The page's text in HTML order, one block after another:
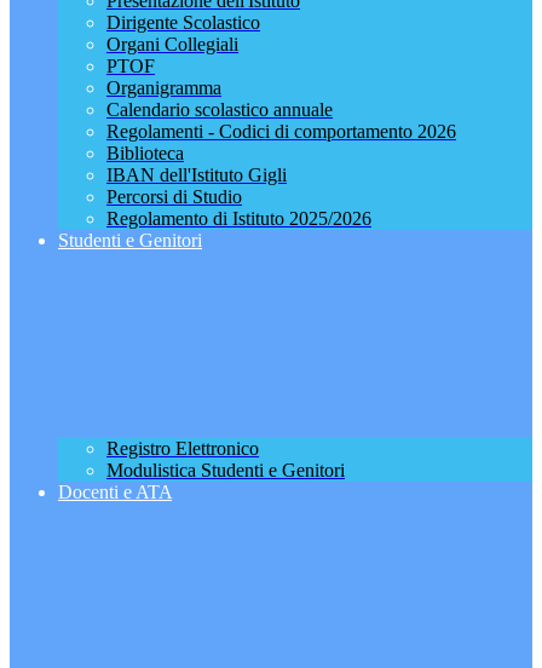
Dirigente Scolastico
Organi Collegiali
PTOF
Organigramma
Calendario scolastico annuale
Regolamenti - Codici di comportamento 2026
Biblioteca
IBAN dell'Istituto Gigli
Percorsi di Studio
Regolamento di Istituto 2025/2026
Studenti e Genitori
Registro Elettronico
Modulistica Studenti e Genitori
Docenti e ATA